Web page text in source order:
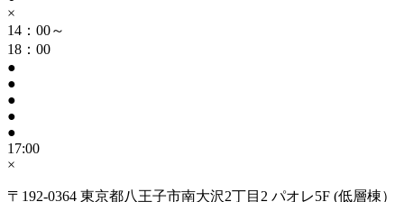
×
14：00～
18：00
●
●
●
●
●
17:00
×
〒192-0364 東京都八王子市南大沢2丁目2 パオレ5F (低層棟）